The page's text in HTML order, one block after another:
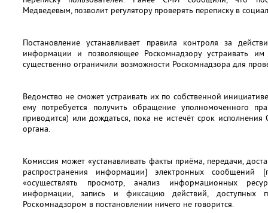
Медведевым, позволит регулятору проверять переписку в
Постановление устанавливает правила контроля за
информации и позволяющее Роскомнадзору устраивать
существенно ограничили возможности Роскомнадзора для
Ведомство не сможет устраивать их по собственной
ему потребуется получить обращение уполномоченного
приводится) или дождаться, пока не истечёт срок
органа.
Комиссия может «устанавливать факты приёма, передачи,
распространения информации] электронных сообщений
«осуществлять просмотр, анализ информационных
информации, запись и фиксацию действий, доступных
Роскомнадзором в постановлении ничего не говорится.